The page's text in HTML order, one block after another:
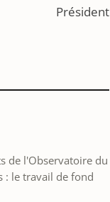
Président
de l'Observatoire du
: le travail de fond